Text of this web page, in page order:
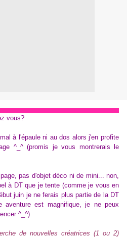
vous?
à l'épaule ni au dos alors j'en profite
^_^ (promis je vous montrerais le
pas d'objet déco ni de mini... non,
à DT que je tente (comme je vous en
juin je ne ferais plus partie de la DT
aventure est magnifique, je ne peux
^_^)
de nouvelles créatrices (1 ou 2)